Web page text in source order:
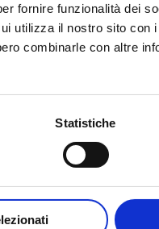
fornire funzionalità dei
utilizza il nostro sito con
combinarle con altre
Statistiche
Richiedi
Informazioni